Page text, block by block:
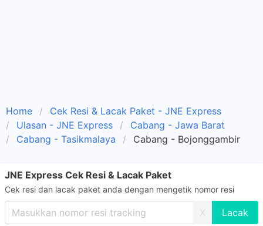
Home
Cek Resi & Lacak Paket - JNE Express
Ulasan - JNE Express
Cabang - Jawa Barat
Cabang - Tasikmalaya
Cabang - Bojonggambir
JNE Express Cek Resi & Lacak Paket
Cek resi dan lacak paket anda dengan mengetik nomor resi
X